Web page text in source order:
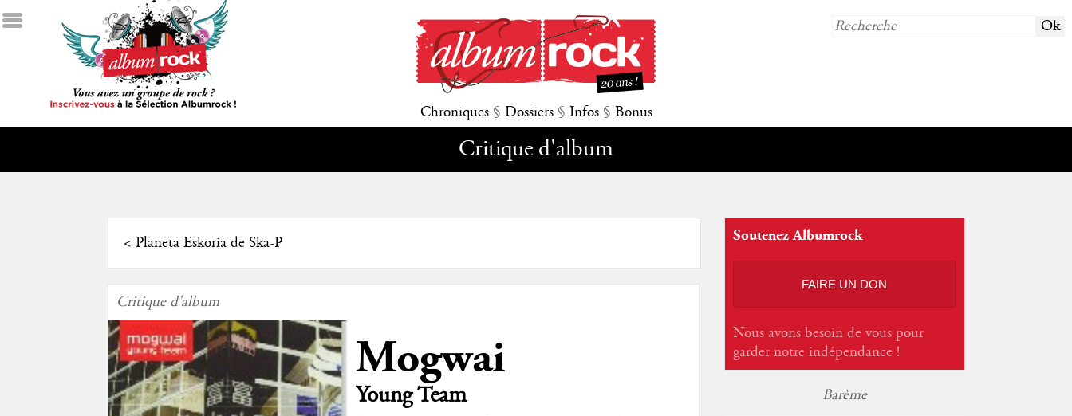
Chroniques § Dossiers § Infos § Bonus
Critique d'album
< Planeta Eskoria de Ska-P
Critique d'album
Mogwai
Young Team
Soutenez Albumrock
FAIRE UN DON
Nous avons besoin de vous pour
garder notre indépendance !
Barème